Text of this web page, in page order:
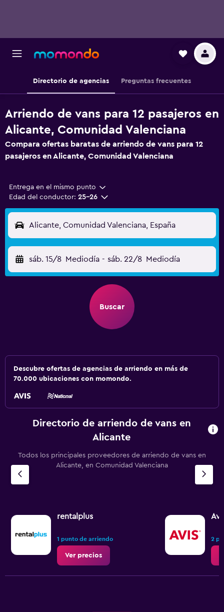
Directorio de agencias Preguntas frecuentes
Arriendo de vans para 12 pasajeros en
Alicante, Comunidad Valenciana
Compara ofertas baratas de arriendo de vans para 12
pasajeros en Alicante, Comunidad Valenciana
Entrega en el mismo punto
Edad del conductor: 25-26
Alicante, Comunidad Valenciana, España
sáb. 15/8 Mediodía - sáb. 22/8 Mediodía
Buscar
Descubre ofertas de agencias de arriendo en más de
70.000 ubicaciones con momondo.
Directorio de arriendo de vans en
Alicante
Todos los principales proveedores de arriendo de vans en
Alicante, en Comunidad Valenciana
rentalplus
1 punto de arriendo
Ver precios
2